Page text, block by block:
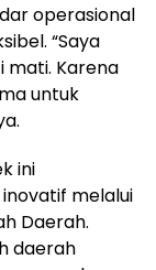
operasional
“Saya
mati. Karena
untuk
ini
melalui
Daerah.
daerah